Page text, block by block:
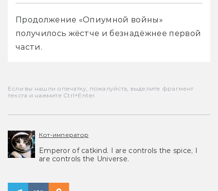
Продолжение «Опиумной войны»
получилось жёстче и безнадёжнее первой
части.
Если вы нашли опечатку, пожалуйста, выделите фрагмент
текста и нажмите Ctrl+Enter.
Кот-император
Emperor of catkind. I are controls the spice, I
are controls the Universe.